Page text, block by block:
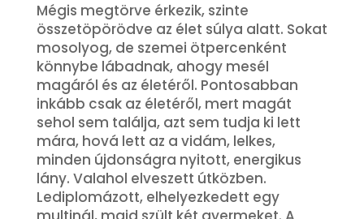
Mégis megtörve érkezik, szinte
összetöpörödve az élet súlya alatt. Sokat
mosolyog, de szemei ötpercenként
könnybe lábadnak, ahogy mesél
magáról és az életéről. Pontosabban
inkább csak az életéről, mert magát
sehol sem találja, azt sem tudja ki lett
mára, hová lett az a vidám, lelkes,
minden újdonságra nyitott, energikus
lány. Valahol elveszett útközben.
Lediplomázott, elhelyezkedett egy